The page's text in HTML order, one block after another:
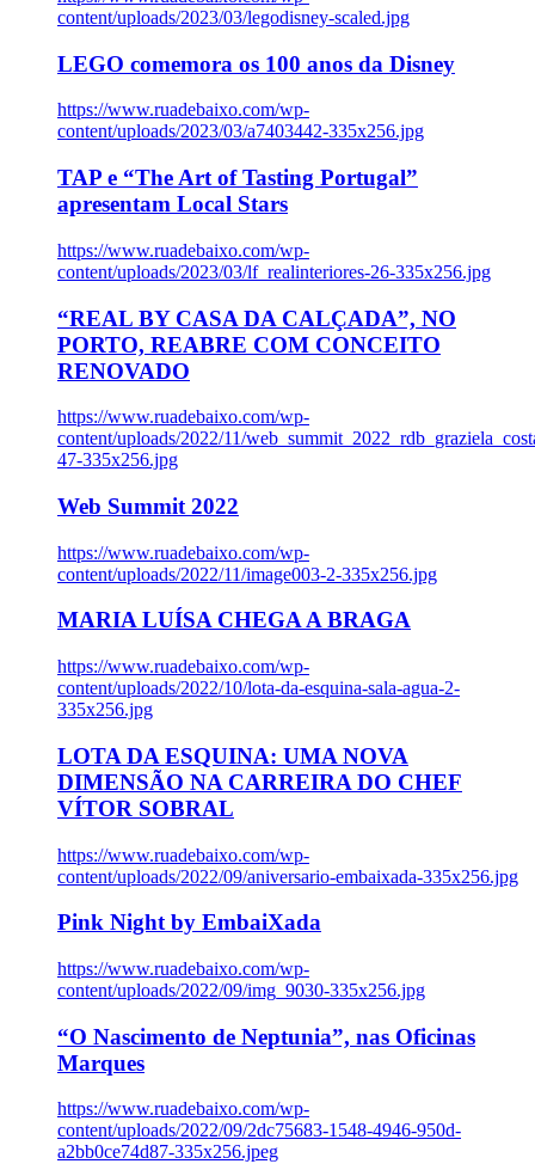
content/uploads/2023/03/legodisney-scaled.jpg
LEGO comemora os 100 anos da Disney
https://www.ruadebaixo.com/wp-
content/uploads/2023/03/a7403442-335x256.jpg
TAP e “The Art of Tasting Portugal”
apresentam Local Stars
https://www.ruadebaixo.com/wp-
content/uploads/2023/03/lf_realinteriores-26-335x256.jpg
“REAL BY CASA DA CALÇADA”, NO
PORTO, REABRE COM CONCEITO
RENOVADO
https://www.ruadebaixo.com/wp-
content/uploads/2022/11/
47-335x256.jpg
Web Summit 2022
https://www.ruadebaixo.com/wp-
content/uploads/2022/11/image003-2-335x256.jpg
MARIA LUÍSA CHEGA A BRAGA
https://www.ruadebaixo.com/wp-
content/uploads/2022/10/lota-da-esquina-sala-agua-2-
335x256.jpg
LOTA DA ESQUINA: UMA NOVA
DIMENSÃO NA CARREIRA DO CHEF
VÍTOR SOBRAL
https://www.ruadebaixo.com/wp-
content/uploads/2022/09/aniversario-embaixada-335x256.jpg
Pink Night by EmbaiXada
https://www.ruadebaixo.com/wp-
content/uploads/2022/09/img_9030-335x256.jpg
“O Nascimento de Neptunia”, nas Oficinas
Marques
https://www.ruadebaixo.com/wp-
content/uploads/2022/09/2dc75683-1548-4946-950d-
a2bb0ce74d87-335x256.jpeg